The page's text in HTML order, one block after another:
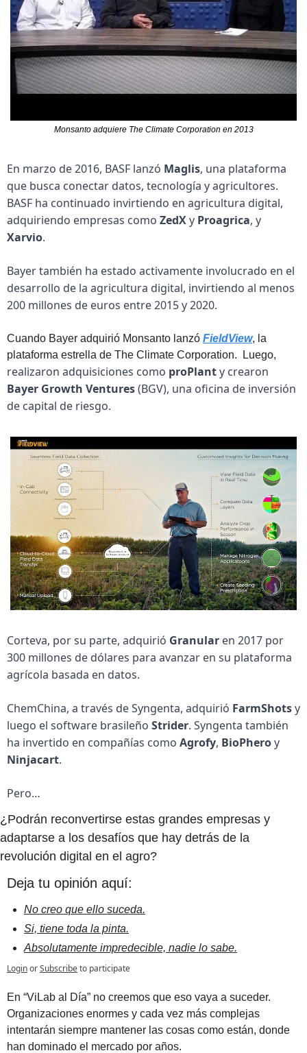
Monsanto adquiere The Climate Corporation en 2013
En marzo de 2016, BASF lanzó Maglis, una plataforma
que busca conectar datos, tecnología y agricultores.
BASF ha continuado invirtiendo en agricultura digital,
adquiriendo empresas como ZedX y Proagrica
Xarvio.
Bayer también ha estado activamente involucrado en el
desarrollo de la agricultura digital, invirtiendo al menos
200 millones de euros entre 2015 y 2020.
Cuando Bayer adquirió Monsanto lanzó FieldView, la
realizaron adquisiciones como proPlant
Bayer Growth Ventures (BGV), una oficina de inversión
de capital de riesgo.
Corteva, por su parte, adquirió Granular en 2017 por
300 millones de dólares para avanzar en su plataforma
agrícola basada en datos.
ChemChina, a través de Syngenta, adquirió FarmShots y
luego el software brasileño Strider. Syngenta también
ha invertido en compañías como Agrofy, BioPhero
Ninjacart.
Pero…
¿Podrán reconvertirse estas grandes empresas y
adaptarse a los desafíos que hay detrás de la
revolución digital en el agro?
Deja tu opinión aquí:
No creo que ello suceda.
Si, tiene toda la pinta.
Absolutamente impredecible, nadie lo sabe.
LoginorSubscribeto participate
En “ViLab al Día” no creemos que eso vaya a suceder.
Organizaciones enormes y cada vez más complejas
intentarán siempre mantener las cosas como están, donde
han dominado el mercado por años.